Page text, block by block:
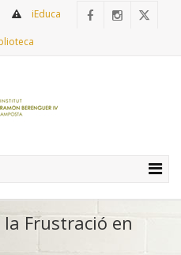
iEduca
Frustració en